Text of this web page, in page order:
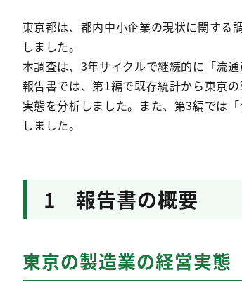
東京都は、都内中小企業の現状に関す
しました。
本調査は、3年サイクルで継続的に「流
報告書では、第1編で既存統計から東京
実態を分析しました。また、第3編では
しました。
1 報告書の概要
東京の製造業の経営実態